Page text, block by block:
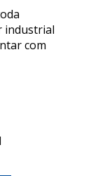
industrial
com